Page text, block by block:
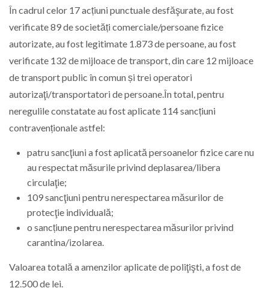
În cadrul celor 17 acțiuni punctuale desfăşurate, au fost
verificate 89 de societăți comerciale/persoane fizice
autorizate, au fost legitimate 1.873 de persoane, au fost
verificate 132 de mijloace de transport, din care 12 mijloace
de transport public în comun și trei operatori
autorizaţi/transportatori de persoane.În total, pentru
neregulile constatate au fost aplicate 114 sancțiuni
contravenționale astfel:
patru sancţiuni a fost aplicată persoanelor fizice care nu
au respectat măsurile privind deplasarea/libera
circulaţie;
109 sancţiuni pentru nerespectarea măsurilor de
protecţie individuală;
o sancțiune pentru nerespectarea măsurilor privind
carantina/izolarea.
Valoarea totală a amenzilor aplicate de poliţişti, a fost de
12.500 de lei.